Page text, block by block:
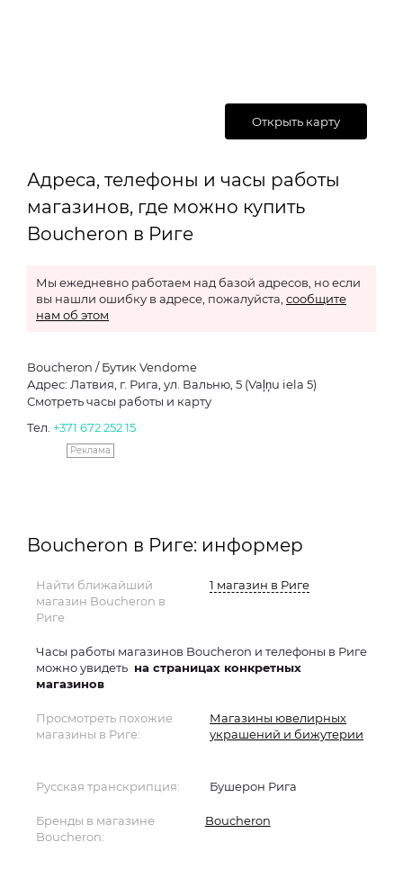
Открыть карту
Адреса, телефоны и часы работы
магазинов, где можно купить
Boucheron в Риге
Мы ежедневно работаем над базой адресов, но если
вы нашли ошибку в адресе, пожалуйста, сообщите
нам об этом
Boucheron / Бутик Vendome
Адрес: Латвия, г. Рига, ул. Вальню, 5 (Vaļņu iela 5)
Смотреть часы работы и карту
Тел. +371 672 252 15
Реклама
Boucheron в Риге: информер
Найти ближайший
магазин Boucheron в
Риге
1 магазин в Риге
Часы работы магазинов Boucheron и телефоны в Риге
можно увидеть на страницах конкретных
магазинов
Просмотреть похожие
магазины в Риге:
Магазины ювелирных
украшений и бижутерии
Русская транскрипция: Бушерон Рига
Бренды в магазине
Boucheron:
Boucheron